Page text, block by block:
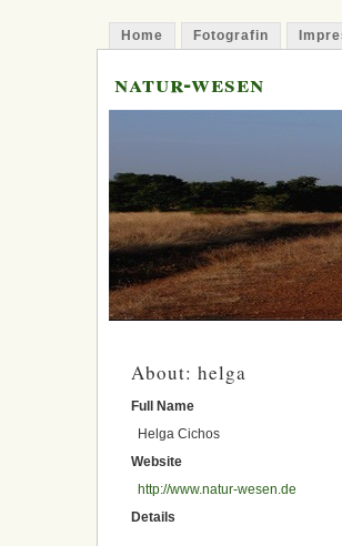
Home Fotografin
natur-wesen
About: helga
Full Name
Helga Cichos
Website
http://www.natur-wesen.de
Details